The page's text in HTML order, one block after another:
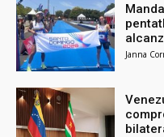
Janna